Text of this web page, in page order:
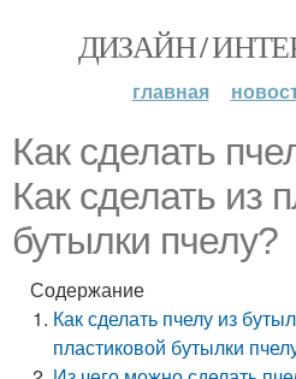
ДИЗАЙН /
главная
Как сделать
Как сделать из
бутылки пчелу?
Содержание
Как сделать пчелу из
пластиковой бутылки